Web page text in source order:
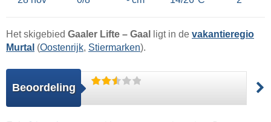
Het skigebied Gaaler Lifte – Gaal ligt in de vakantieregio
Murtal (Oostenrijk, Stiermarken).
Beoordeling